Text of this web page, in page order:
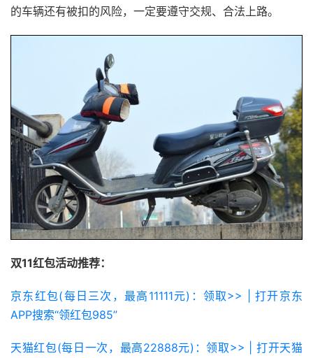
的车辆还有被扣的风险，一定要遵守交规、合法上路。
双11红包活动推荐：
京东红包(每日三次，最高11111元)：领取>> | 打开京东
APP搜索“领红包985”
天猫红包(每日一次，最高22888元)：领取>> | 打开天猫